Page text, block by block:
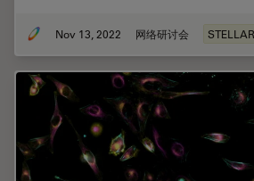
Nov 13, 2022 网络研讨会